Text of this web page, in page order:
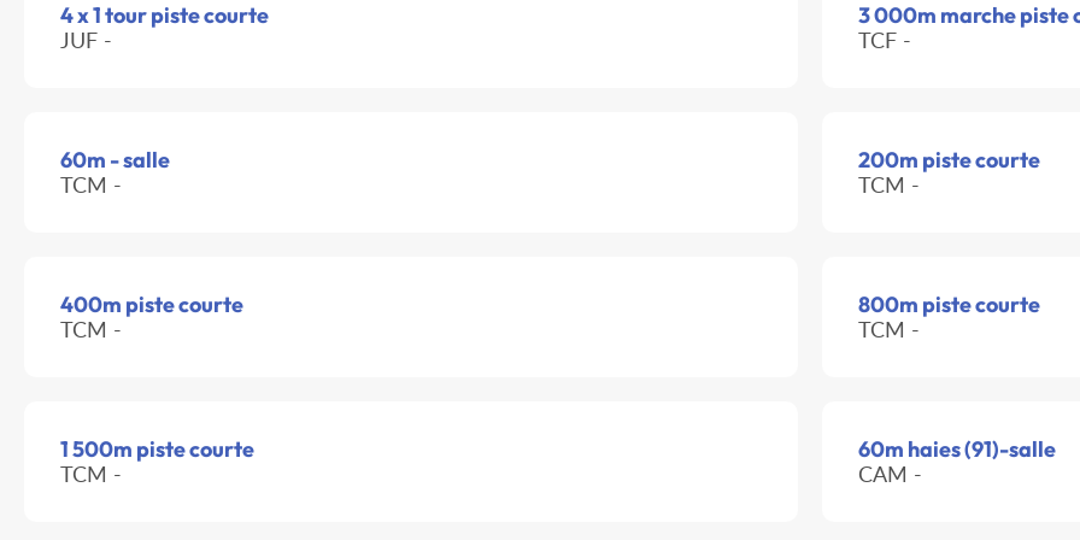
4 x 1 tour piste courte
JUF -
3 000m marche piste
TCF -
60m - salle
TCM -
200m piste courte
TCM -
400m piste courte
TCM -
800m piste courte
TCM -
1 500m piste courte
TCM -
60m haies (91)-salle
CAM -